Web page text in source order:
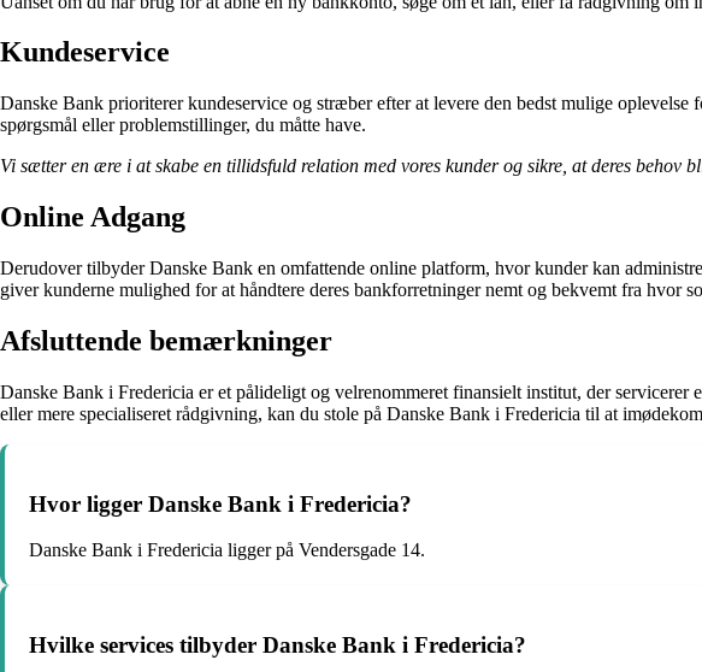
Kundeservice
Danske Bank prioriterer kundeservice og stræber efter at levere den bedst mulige
spørgsmål eller problemstillinger, du måtte have.
Vi sætter en ære i at skabe en tillidsfuld relation med vores kunder og sikre, at deres behov
Online Adgang
Derudover tilbyder Danske Bank en omfattende online platform, hvor kunder kan
giver kunderne mulighed for at håndtere deres bankforretninger nemt og bekvemt fra hvor
Afsluttende bemærkninger
Danske Bank i Fredericia er et pålideligt og velrenommeret finansielt institut, der
eller mere specialiseret rådgivning, kan du stole på Danske Bank i Fredericia til at
Hvor ligger Danske Bank i Fredericia?
Danske Bank i Fredericia ligger på Vendersgade 14.
Hvilke services tilbyder Danske Bank i Fredericia?